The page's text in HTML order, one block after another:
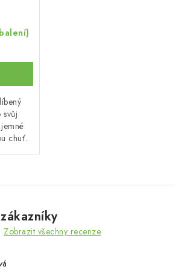
chuť.
Zobrazit všechny recenze